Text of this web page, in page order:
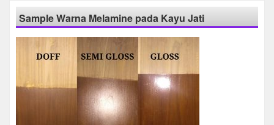
Sample Warna Melamine pada Kayu Jati